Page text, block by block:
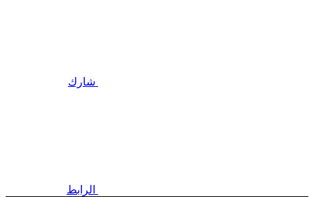
شارك
الرابط